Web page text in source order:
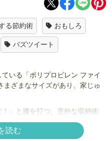
る節約術 おもしろ
バズツイート
いる「ポリプロピレン ファイ
まざまなサイズがあり、家じゅ
」と膝を打つ、意外な収納術
を詳しく見てみましょう。
持ってないの!? 使い方無限大な
読む